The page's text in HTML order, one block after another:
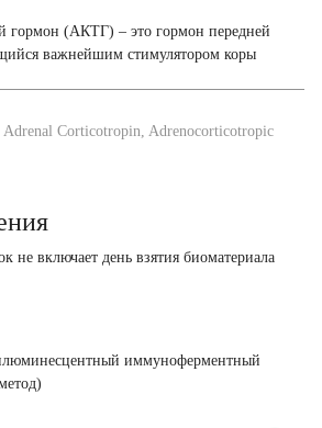
гормон (АКТГ) – это гормон передней
важнейшим стимулятором коры
Corticotropin, Adrenocorticotropic
не включает день взятия биоматериала
иммуноферментный